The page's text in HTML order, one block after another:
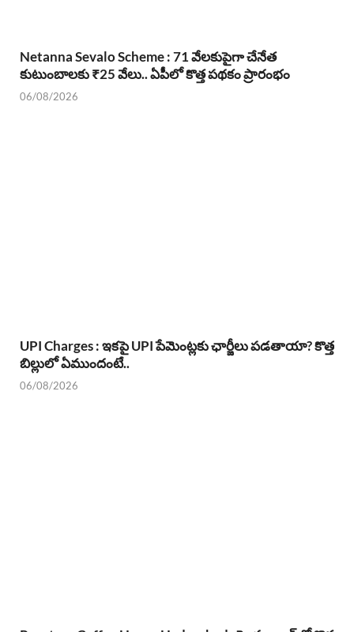
Netanna Sevalo Scheme : 71 వేలకుపైగా చేనేత
కుటుంబాలకు ₹25 వేలు.. ఏపీలో కొత్త పథకం ప్రారంభం
06/08/2026
UPI Charges : ఇకపై UPI పేమెంట్లకు ఛార్జీలు పడతాయా? కొత్త
బిల్లులో ఏముందంటే..
06/08/2026